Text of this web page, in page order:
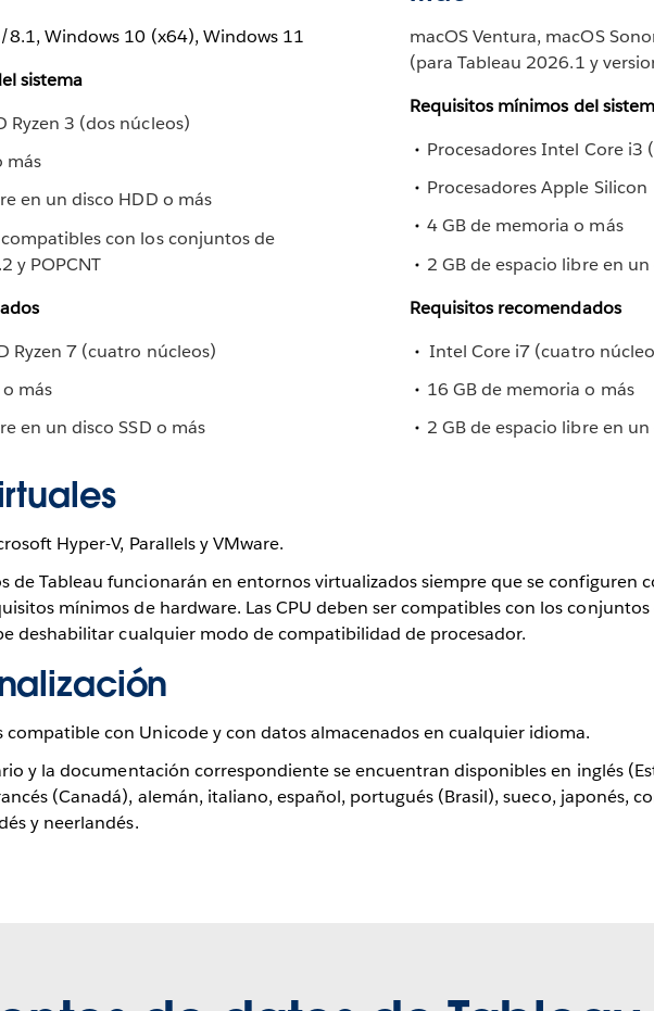
Windows 10 (x64), Windows 11
sistema
Ryzen 3 (dos núcleos)
más
en un disco HDD o más
compatibles con los conjuntos de
y POPCNT
Ryzen 7 (cuatro núcleos)
más
en un disco SSD o más
macOS Ventura, macOS
(para Tableau 2026.1 y
Requisitos mínimos del
Procesadores Intel Core i3
Procesadores Apple Silicon
4 GB de memoria o más
2 GB de espacio libre en
Requisitos recomendados
Intel Core i7 (cuatro
16 GB de memoria o más
2 GB de espacio libre en un
Hyper-V, Parallels y VMware.
de Tableau funcionarán en entornos virtualizados siempre que se configuren
mínimos de hardware. Las CPU deben ser compatibles con los conjuntos
deshabilitar cualquier modo de compatibilidad de procesador.
compatible con Unicode y con datos almacenados en cualquier idioma.
(Canadá), alemán, italiano, español, portugués (Brasil), sueco, japonés,
y neerlandés.